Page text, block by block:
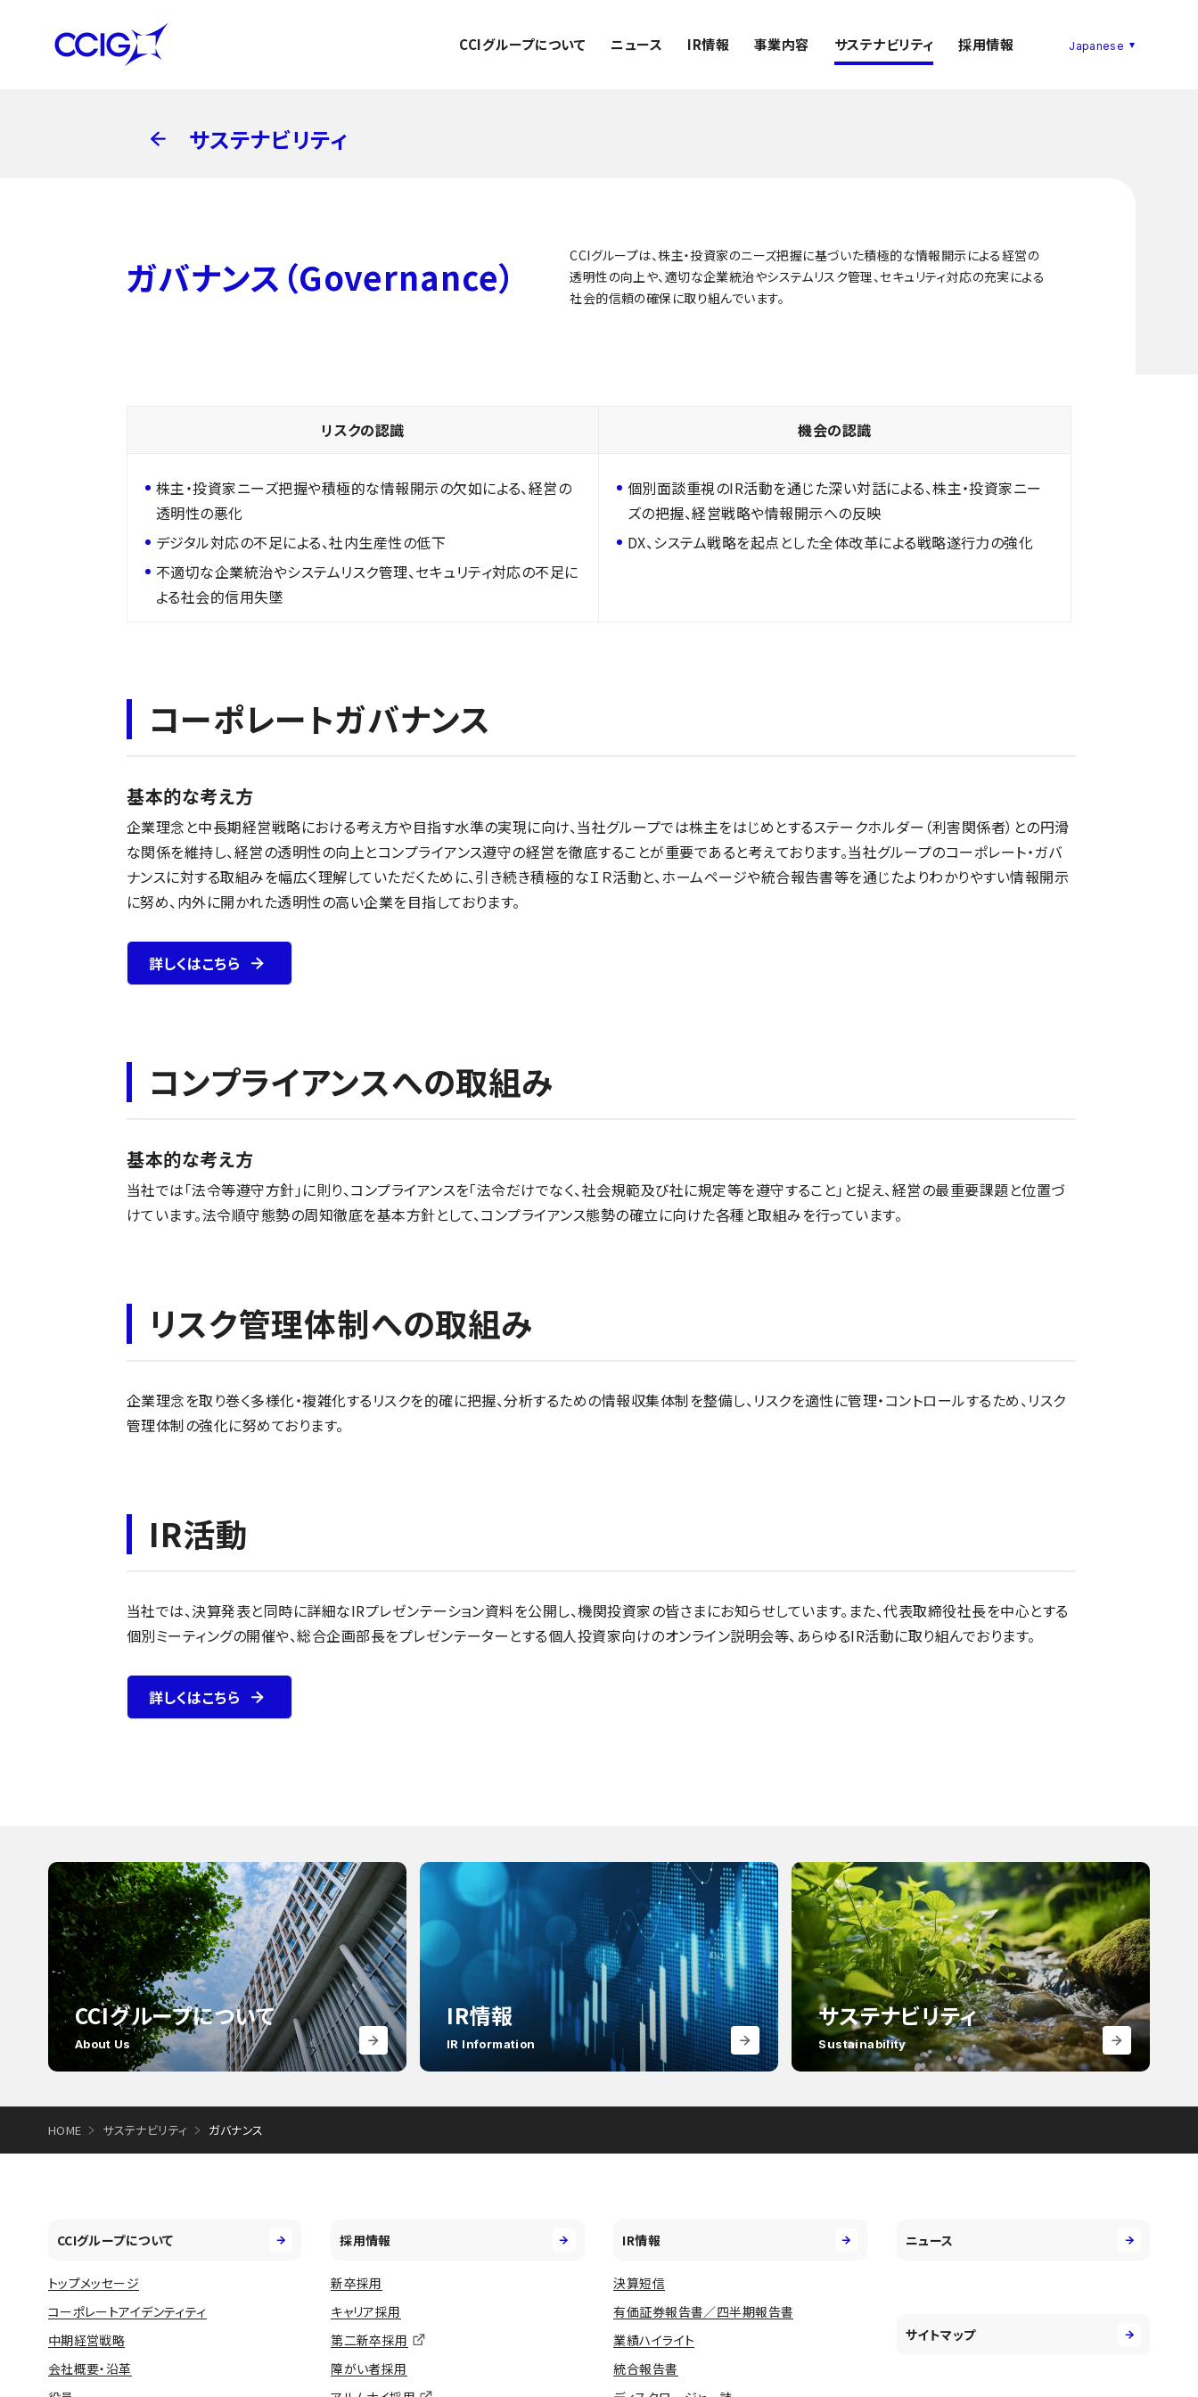
CCIグループについて ニュース IR情報 事業内容 サステナビリティ 採用情報
サステナビリティ
ガバナンス（Governance）
CCIグループは、株主・投資家のニーズ把握に基づいた積極的な情報開示による経営の
透明性の向上や、適切な企業統治やシステムリスク管理、セキュリティ対応の充実による
社会的信頼の確保に取り組んでいます。
リスクの認識 機会の認識
株主・投資家ニーズ把握や積極的な情報開示の欠如による、経営の
透明性の悪化
デジタル対応の不足による、社内生産性の低下
不適切な企業統治やシステムリスク管理、セキュリティ対応の不足に
よる社会的信用失墜
個別面談重視のIR活動を通じた深い対話による、株主・投資家ニー
ズの把握、経営戦略や情報開示への反映
DX、システム戦略を起点とした全体改革による戦略遂行力の強化
コーポレートガバナンス
基本的な考え方
企業理念と中長期経営戦略における考え方や目指す水準の実現に向け、当社グループでは株主をはじめとするステークホルダー（利害関係者）との円滑
な関係を維持し、経営の透明性の向上とコンプライアンス遵守の経営を徹底することが重要であると考えております。当社グループのコーポレート・ガバ
ナンスに対する取組みを幅広く理解していただくために、引き続き積極的なＩＲ活動と、ホームページや統合報告書等を通じたよりわかりやすい情報開示
に努め、内外に開かれた透明性の高い企業を目指しております。
詳しくはこちら
コンプライアンスへの取組み
基本的な考え方
当社では「法令等遵守方針」に則り、コンプライアンスを「法令だけでなく、社会規範及び社に規定等を遵守すること」と捉え、経営の最重要課題と位置づ
けています。法令順守態勢の周知徹底を基本方針として、コンプライアンス態勢の確立に向けた各種と取組みを行っています。
リスク管理体制への取組み
企業理念を取り巻く多様化・複雑化するリスクを的確に把握、分析するための情報収集体制を整備し、リスクを適性に管理・コントロールするため、リスク
管理体制の強化に努めております。
IR活動
当社では、決算発表と同時に詳細なIRプレゼンテーション資料を公開し、機関投資家の皆さまにお知らせしています。また、代表取締役社長を中心とする
個別ミーティングの開催や、総合企画部長をプレゼンテーターとする個人投資家向けのオンライン説明会等、あらゆるIR活動に取り組んでおります。
詳しくはこちら
CCIグループについて
About Us
IR情報
IR Information
サステナビリティ
Sustainability
HOME サステナビリティ ガバナンス
CCIグループについて
トップメッセージ
コーポレートアイデンティティ
中期経営戦略
会社概要・沿革
採用情報
新卒採用
キャリア採用
第二新卒採用
障がい者採用
IR情報
決算短信
有価証券報告書／四半期報告書
業績ハイライト
統合報告書
ニュース
サイトマップ